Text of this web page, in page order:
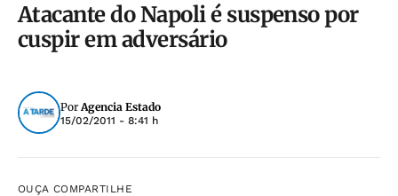
Atacante do Napoli é suspenso por
cuspir em adversário
PorAgencia Estado
15/02/2011 - 8:41 h
OUÇA COMPARTILHE